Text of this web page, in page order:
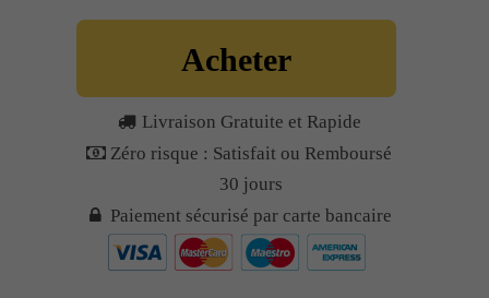
Desolre michel–
2
juillet 2018
– Sonnette RDVS
superbe produit ,bonne qualité de
fabrication,facilité de mise en
route et de pose,expédition
rapide,que du bon.notice
explicative claire et en bon
français.merçi pour ce très bon
produit
Acheter
Livraison Gratuite et Rapide
Zéro risque : Satisfait ou Remboursé
30 jours
Paiement sécurisé par carte bancaire